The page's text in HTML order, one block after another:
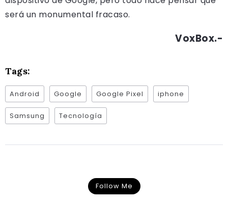
será un monumental fracaso.
VoxBox.-
Tags:
Android Google Google Pixel iphone
Samsung Tecnología
Follow Me